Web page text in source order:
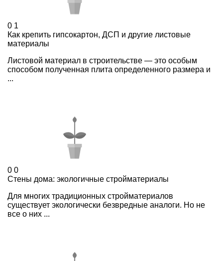
0 1
Как крепить гипсокартон, ДСП и другие листовые
материалы
Листовой материал в строительстве — это особым
способом полученная плита определенного размера и
...
0 0
Стены дома: экологичные стройматериалы
Для многих традиционных стройматериалов
существует экологически безвредные аналоги. Но не
все о них ...